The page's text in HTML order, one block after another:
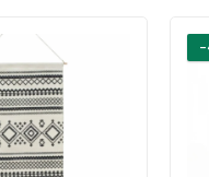
szőnyeg – 80×150
-